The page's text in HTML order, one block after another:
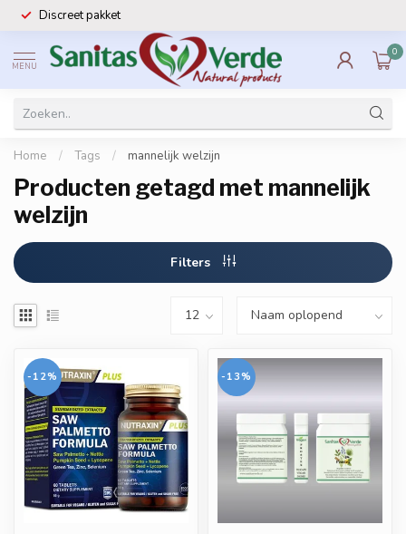
Discreet pakket
MENU
0
Home / Tags / mannelijk welzijn
Producten getagd met mannelijk
welzijn
Filters
-12% -13%